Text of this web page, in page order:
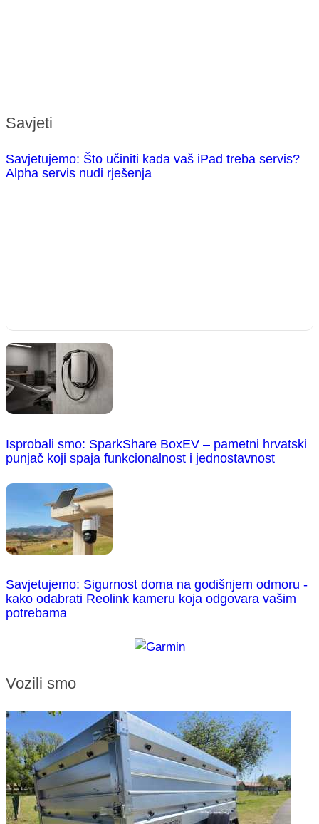
Savjeti
Savjetujemo: Što učiniti kada vaš iPad treba servis?
Alpha servis nudi rješenja
Isprobali smo: SparkShare BoxEV – pametni hrvatski
punjač koji spaja funkcionalnost i jednostavnost
Savjetujemo: Sigurnost doma na godišnjem odmoru -
kako odabrati Reolink kameru koja odgovara vašim
potrebama
Vozili smo